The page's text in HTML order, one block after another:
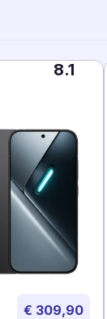
8.1
€ 309,90